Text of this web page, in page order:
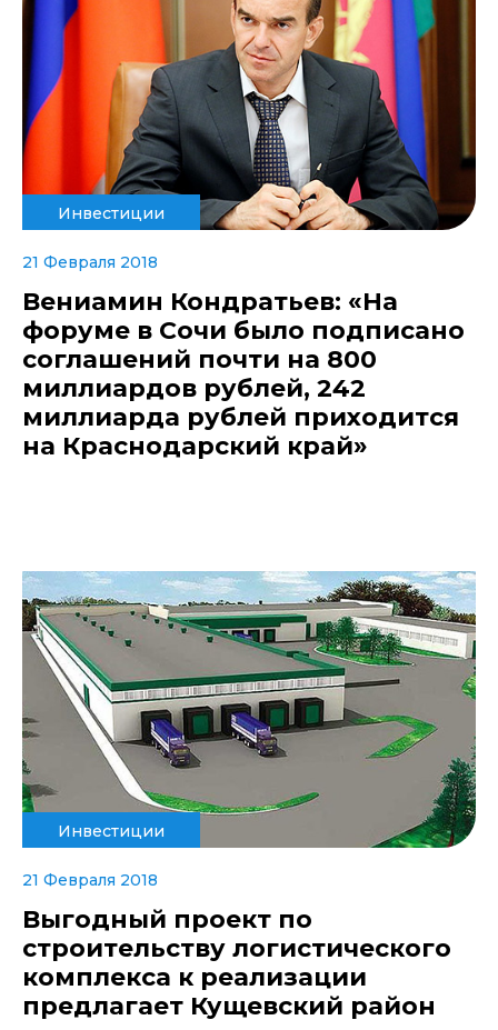
Инвестиции
21 Февраля 2018
Вениамин Кондратьев: «На
форуме в Сочи было подписано
соглашений почти на 800
миллиардов рублей, 242
миллиарда рублей приходится
на Краснодарский край»
Инвестиции
21 Февраля 2018
Выгодный проект по
строительству логистического
комплекса к реализации
предлагает Кущевский район